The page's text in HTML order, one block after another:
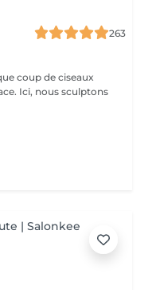
263
coup de ciseaux
Ici, nous sculptons